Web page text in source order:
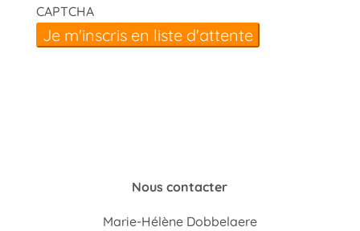
CAPTCHA
Nous contacter
Marie-Hélène Dobbelaere